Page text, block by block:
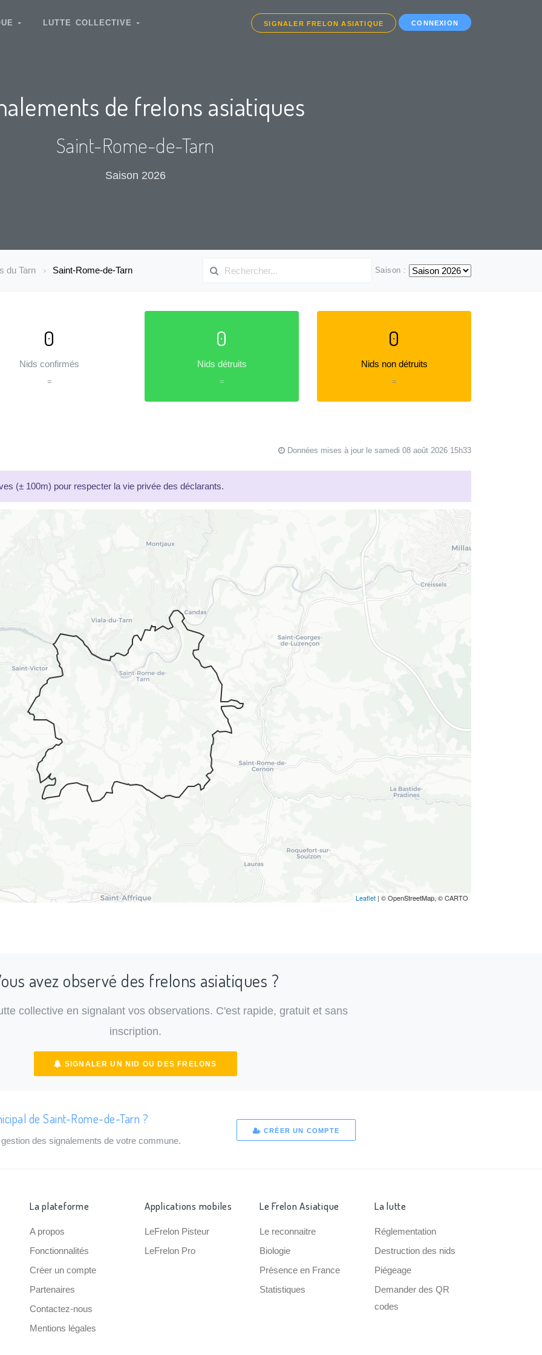
LUTTE COLLECTIVE SIGNALER FRELON ASIATIQUE CONNEXION
de frelons asiatiques
Saint-Rome-de-Tarn
Saison 2026
du Tarn Saint-Rome-de-Tarn Saison :
0
Nids confirmés
=
0
Nids détruits
=
0
Nids non détruits
=
Données mises à jour le samedi 08 août 2026 15h33
(± 100m) pour respecter la vie privée des déclarants.
Leaflet | © OpenStreetMap, © CARTO
avez observé des frelons asiatiques ?
collective en signalant vos observations. C'est rapide, gratuit et sans
inscription.
SIGNALER UN NID OU DES FRELONS
de Saint-Rome-de-Tarn ?
des signalements de votre commune.
CRÉER UN COMPTE
La plateforme
A propos
Fonctionnalités
Créer un compte
Partenaires
Contactez-nous
Mentions légales
Applications mobiles
LeFrelon Pisteur
LeFrelon Pro
Le Frelon Asiatique
Le reconnaitre
Biologie
Présence en France
Statistiques
La lutte
Réglementation
Destruction des nids
Piégeage
Demander des QR
codes